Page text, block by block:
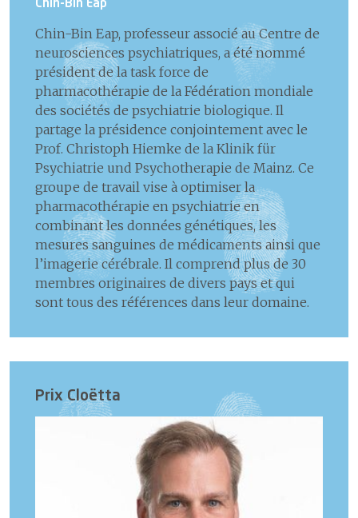
Chin-Bin Eap
Chin-Bin Eap, professeur associé au Centre de
neurosciences psychiatriques, a été nommé
président de la task force de
pharmacothérapie de la Fédération mondiale
des sociétés de psychiatrie biologique. Il
partage la présidence conjointement avec le
Prof. Christoph Hiemke de la Klinik für
Psychiatrie und Psychotherapie de Mainz. Ce
groupe de travail vise à optimiser la
pharmacothérapie en psychiatrie en
combinant les données génétiques, les
mesures sanguines de médicaments ainsi que
l’imagerie cérébrale. Il comprend plus de 30
membres originaires de divers pays et qui
sont tous des références dans leur domaine.
Prix Cloëtta